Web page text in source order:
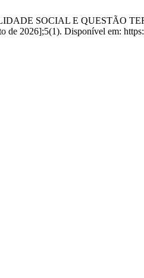
SOCIAL E QUESTÃO
de 2026];5(1). Disponível em: